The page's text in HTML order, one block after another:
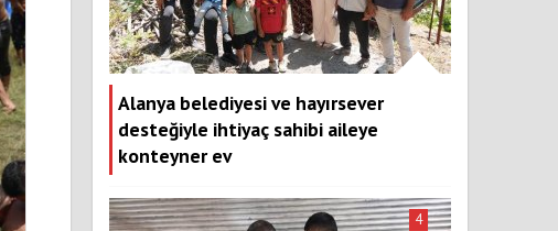
Alanya belediyesi ve hayırsever
desteğiyle ihtiyaç sahibi aileye
konteyner ev
4